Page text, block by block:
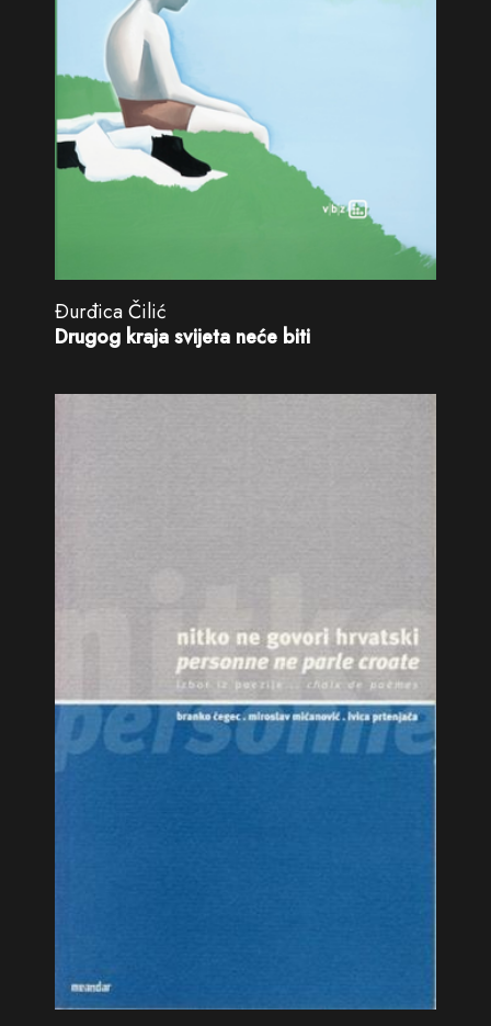
Ðurđica Čilić
Drugog kraja svijeta neće biti